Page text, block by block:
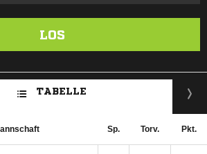
LOS
TABELLE
Sp. Torv. Pkt.